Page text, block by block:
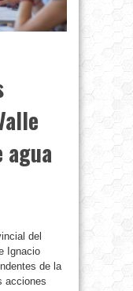
agua
del
Ignacio
de la
acciones